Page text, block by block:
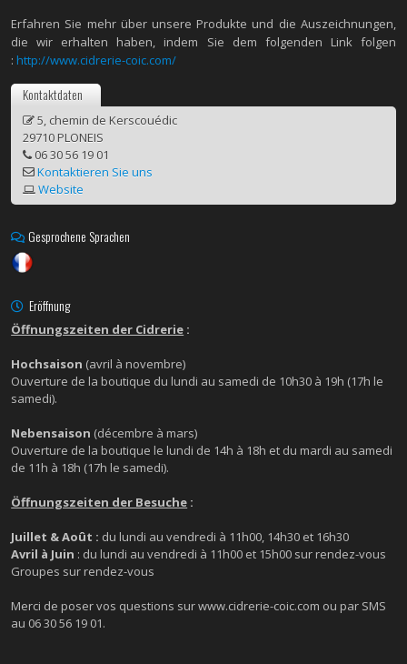
Erfahren Sie mehr über unsere Produkte und die Auszeichnungen,
die wir erhalten haben, indem Sie dem folgenden Link folgen
:http://www.cidrerie-coic.com/
Kontaktdaten
5, chemin de Kerscouédic
29710 PLONEIS
06 30 56 19 01
Kontaktieren Sie uns
Website
Gesprochene Sprachen
Eröffnung
Öffnungszeiten der Cidrerie :
Hochsaison (avril à novembre)
Ouverture de la boutique du lundi au samedi de 10h30 à 19h (17h le
samedi).
Nebensaison (décembre à mars)
Ouverture de la boutique le lundi de 14h à 18h et du mardi au samedi
de 11h à 18h (17h le samedi).
Öffnungszeiten der Besuche :
Juillet & Août : du lundi au vendredi à 11h00, 14h30 et 16h30
Avril à Juin : du lundi au vendredi à 11h00 et 15h00 sur rendez-vous
Groupes sur rendez-vous
Merci de poser vos questions sur www.cidrerie-coic.com ou par SMS
au 06 30 56 19 01.